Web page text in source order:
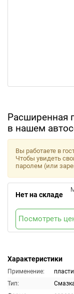
Расширенная
в нашем
Характеристики
Применение:
Тип:
Вы работаете в
Чтобы увидеть
паролем (или
Нет на складе
Посмотреть